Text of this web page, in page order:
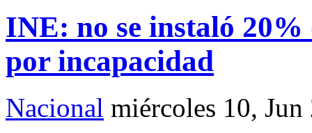
INE: no se instaló
por incapacidad
Nacional miércoles 10, Jun